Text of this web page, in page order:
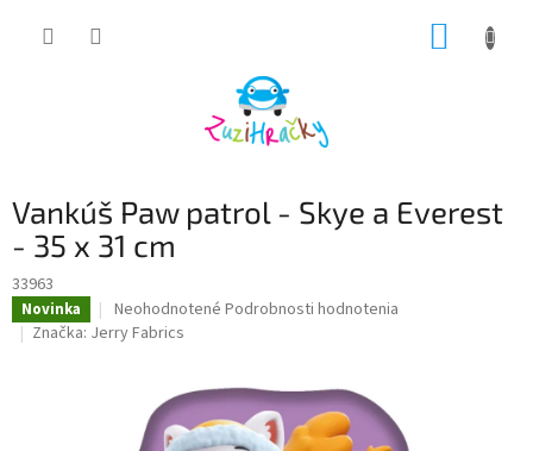
Vankúš Paw patrol - Skye a Everest
- 35 x 31 cm
33963
Novinka
Priemerné
hodnotenie
Neohodnotené Podrobnosti hodnotenia
Značka: Jerry Fabrics